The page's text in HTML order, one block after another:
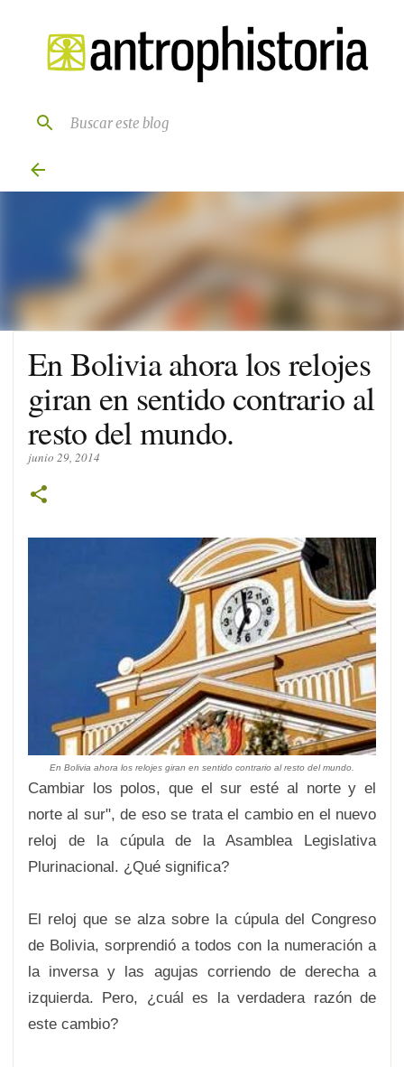
Ir al contenido principal
En Bolivia ahora los relojes
giran en sentido contrario al
resto del mundo.
junio 29, 2014
En Bolivia ahora los relojes giran en sentido contrario al resto del mundo.
Cambiar los polos, que el sur esté al norte y el
norte al sur", de eso se trata el cambio en el nuevo
reloj de la cúpula de la Asamblea Legislativa
Plurinacional. ¿Qué significa?
El reloj que se alza sobre la cúpula del Congreso
de Bolivia, sorprendió a todos con la numeración a
la inversa y las agujas corriendo de derecha a
izquierda. Pero, ¿cuál es la verdadera razón de
este cambio?